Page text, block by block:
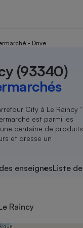
- Drive
(93340)
City à Le Raincy ’
est parmi les
centaine de produits
et dresse un
enseignesListe
Raincy
Additifs
auto
- Grande surface
de vente -
de défense
judiciairegratuit
- Vente - Travaux
électrique
administrative
marchand
aérien